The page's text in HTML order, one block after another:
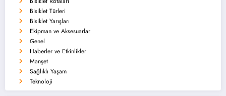
Bisiklet Türleri
Bisiklet Yarışları
Ekipman ve Aksesuarlar
Genel
Haberler ve Etkinlikler
Manşet
Sağlıklı Yaşam
Teknoloji